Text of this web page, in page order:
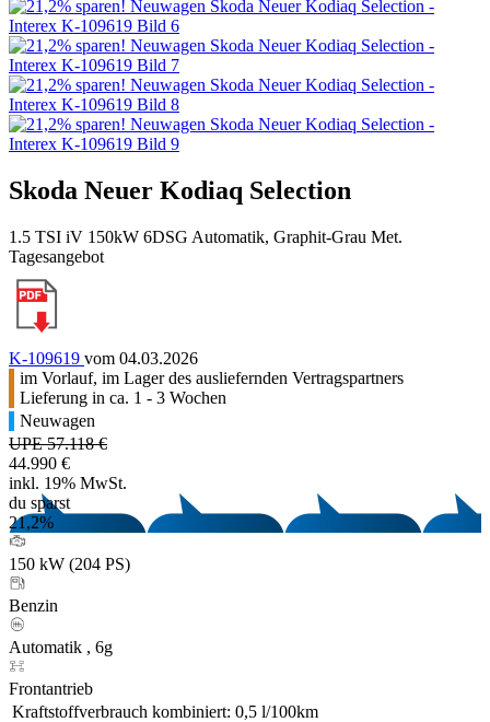
Skoda Neuer Kodiaq Selection
1.5 TSI iV 150kW 6DSG Automatik, Graphit-Grau Met.
Tagesangebot
K-109619 vom 04.03.2026
im Vorlauf, im Lager des ausliefernden Vertragspartners
Lieferung in ca. 1 - 3 Wochen
Neuwagen
UPE 57.118 €
44.990 €
inkl. 19% MwSt.
du sparst
21,2%
150 kW (204 PS)
Benzin
Automatik , 6g
Frontantrieb
Kraftstoffverbrauch kombiniert: 0,5 l/100km